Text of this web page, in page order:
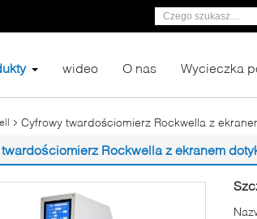
wideo O nas Wycieczka
Cyfrowy twardościomierz Rockwella z
Rockwella z ekranem